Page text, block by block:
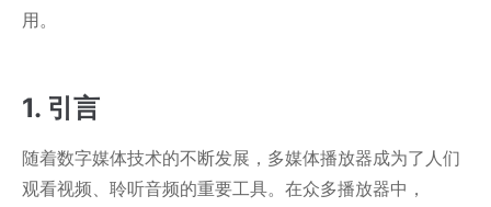
用。
1. 引言
随着数字媒体技术的不断发展，多媒体播放器成为了人们
观看视频、聆听音频的重要工具。在众多播放器中，